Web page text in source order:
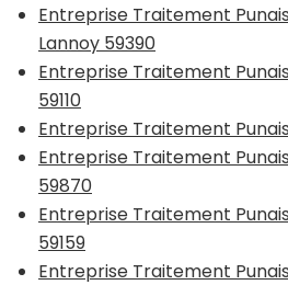
Entreprise Traitement
Lannoy 59390
Entreprise Traitement
59110
Entreprise Traitement
Entreprise Traitement
59870
Entreprise Traitement
59159
Entreprise Traitement